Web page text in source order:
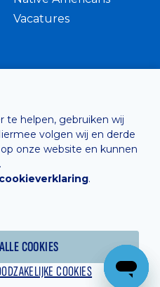
te helpen, gebruiken wij
volgen wij en derde
onze website en kunnen
cookieverklaring.
COOKIES
COOKIES
Vacatures